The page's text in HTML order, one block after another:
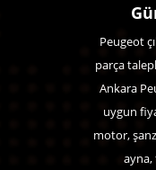
Peugeot
parça
Ankara
uygun
motor,